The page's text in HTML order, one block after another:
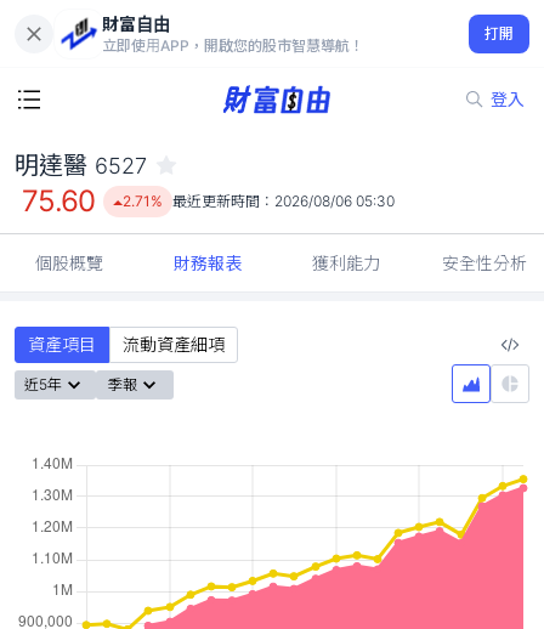
財富自由
立即使用APP，開啟您的股市智慧導航！
打開
登入
75.60
2.71%
明達醫 6527
75.60 2.71% 最近更新時間： 2026/08/06 05:30
個股概覽 財務報表 獲利能力 安全性分析
資產項目 流動資產細項
近5年 季報